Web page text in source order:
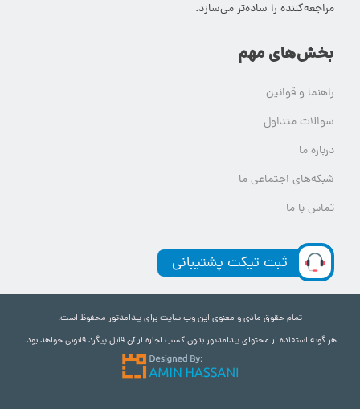
مراجعه‌کننده را ساده‌تر می‌سازد.
بخش‌های مهم
راهنما و قوانین
سوالات متداول
درباره ما
شبکه‌های اجتماعی ما
تماس با ما
ثبت تیکت پشتیبانی
تمام حقوق مادی و معنوی این وب سایت برای یلدامدتور محفوظ است.
هر گونه استفاده از محتوای یلدامدتور بدون کسب اجازه از آن قابل پیگرد قانونی خواهد بود.